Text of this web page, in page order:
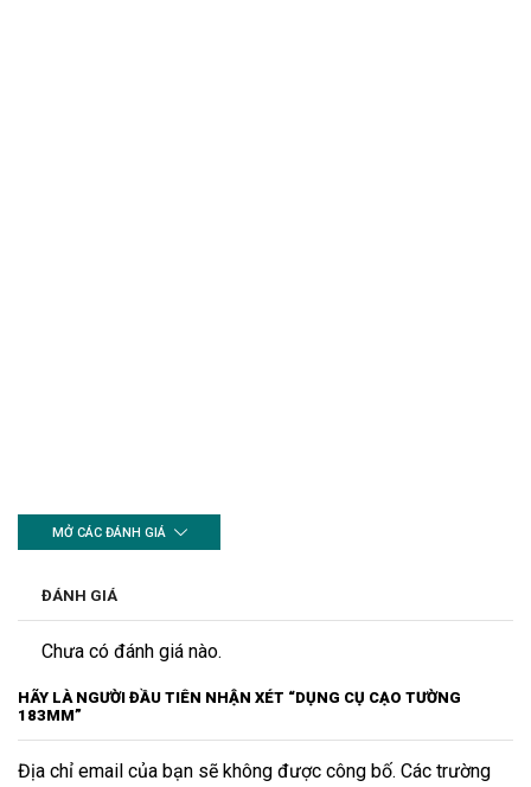
MỞ CÁC ĐÁNH GIÁ
ĐÁNH GIÁ
Chưa có đánh giá nào.
HÃY LÀ NGƯỜI ĐẦU TIÊN NHẬN XÉT “DỤNG CỤ CẠO TƯỜNG
183MM”
Địa chỉ email của bạn sẽ không được công bố. Các trường